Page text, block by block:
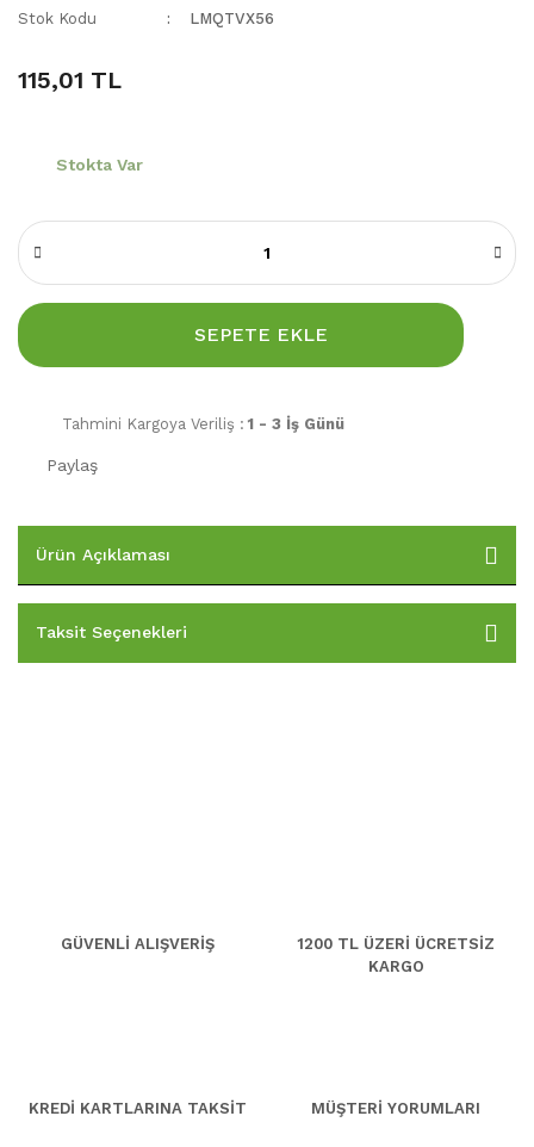
Stok Kodu LMQTVX56
115,01 TL
Stokta Var
SEPETE EKLE
Tahmini Kargoya Veriliş : 1 - 3 İş Günü
Paylaş
Ürün Açıklaması
Taksit Seçenekleri
GÜVENLİ ALIŞVERİŞ
1200 TL ÜZERİ ÜCRETSİZ
KARGO
KREDİ KARTLARINA TAKSİT MÜŞTERİ YORUMLARI